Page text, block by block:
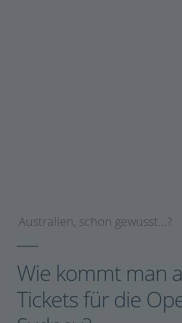
Australien, schon gewusst...?
Wie kommt man
Tickets für die